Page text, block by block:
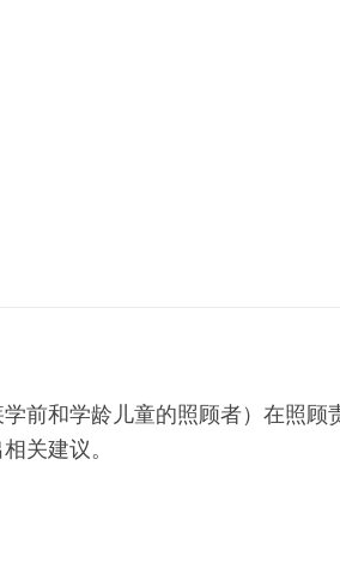
前和学龄儿童的照顾者）在照
关建议。